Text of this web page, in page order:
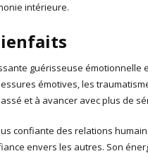
intérieure.
guérisseuse émotionnelle
émotives, les
et à avancer avec plus de
confiante des relations
envers les autres. Son